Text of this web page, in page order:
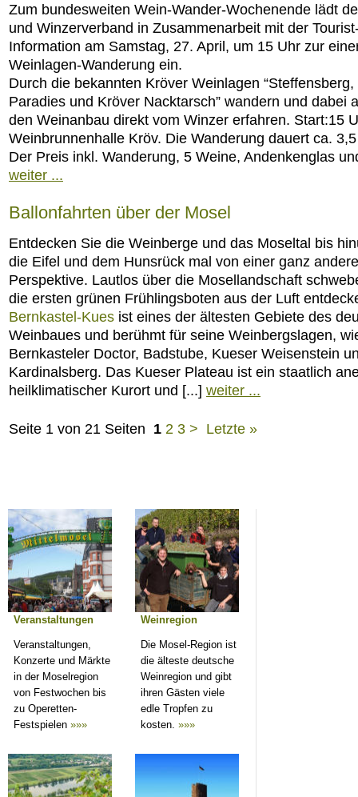
Zum bundesweiten Wein-Wander-Wochenende lädt
und Winzerverband in Zusammenarbeit mit der
Information am Samstag, 27. April, um 15 Uhr zur
Weinlagen-Wanderung ein.
Durch die bekannten Kröver Weinlagen
Paradies und Kröver Nacktarsch” wandern und dabei
den Weinanbau direkt vom Winzer erfahren. Start:15
Weinbrunnenhalle Kröv. Die Wanderung dauert ca.
Der Preis inkl. Wanderung, 5 Weine, Andenkenglas
weiter ...
Ballonfahrten über der Mosel
Entdecken Sie die Weinberge und das Moseltal bis
die Eifel und dem Hunsrück mal von einer ganz
Perspektive. Lautlos über die Mosellandschaft
die ersten grünen Frühlingsboten aus der Luft
Bernkastel-Kues ist eines der ältesten Gebiete des
Weinbaues und berühmt für seine Weinbergslagen,
Bernkasteler Doctor, Badstube, Kueser Weisenstein
Kardinalsberg. Das Kueser Plateau ist ein staatlich
heilklimatischer Kurort und [...] weiter ...
Seite 1 von 21 Seiten 1 2 3 > Letzte »
Veranstaltungen
Veranstaltungen,
Konzerte und Märkte
in der Moselregion
von Festwochen bis
zu Operetten-
Festspielen »»»
Weinregion
Die Mosel-Region ist
die älteste deutsche
Weinregion und gibt
ihren Gästen viele
edle Tropfen zu
kosten. »»»